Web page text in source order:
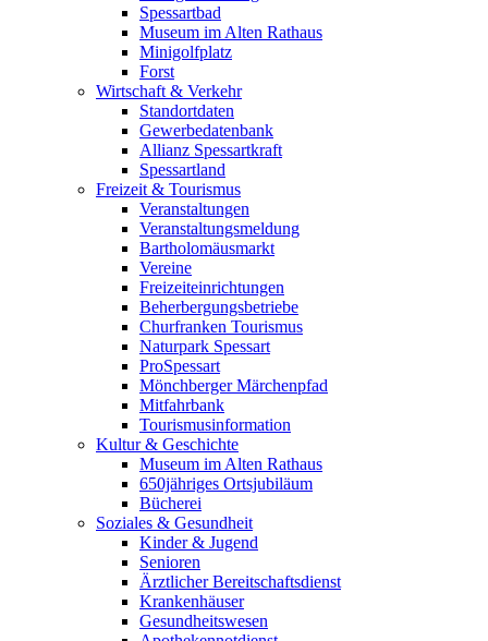
Spessartbad
Museum im Alten Rathaus
Minigolfplatz
Forst
Wirtschaft & Verkehr
Standortdaten
Gewerbedatenbank
Allianz Spessartkraft
Spessartland
Freizeit & Tourismus
Veranstaltungen
Veranstaltungsmeldung
Bartholomäusmarkt
Vereine
Freizeiteinrichtungen
Beherbergungsbetriebe
Churfranken Tourismus
Naturpark Spessart
ProSpessart
Mönchberger Märchenpfad
Mitfahrbank
Tourismusinformation
Kultur & Geschichte
Museum im Alten Rathaus
650jähriges Ortsjubiläum
Bücherei
Soziales & Gesundheit
Kinder & Jugend
Senioren
Ärztlicher Bereitschaftsdienst
Krankenhäuser
Gesundheitswesen